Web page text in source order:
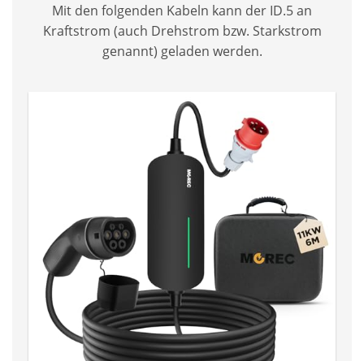
Mit den folgenden Kabeln kann der ID.5 an
Kraftstrom (auch Drehstrom bzw. Starkstrom
genannt) geladen werden.